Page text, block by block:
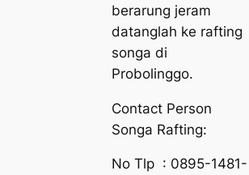
berarung jeram
datanglah ke rafting
songa di
Probolinggo.
Contact Person
Songa Rafting:
No Tlp : 0895-1481-